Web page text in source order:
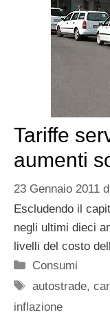
Tariffe
aumenti
23 Gennaio 2011
Escludendo il
negli ultimi dieci
livelli del costo
Categorie
Consumi
Tag
autostrade,
inflazione